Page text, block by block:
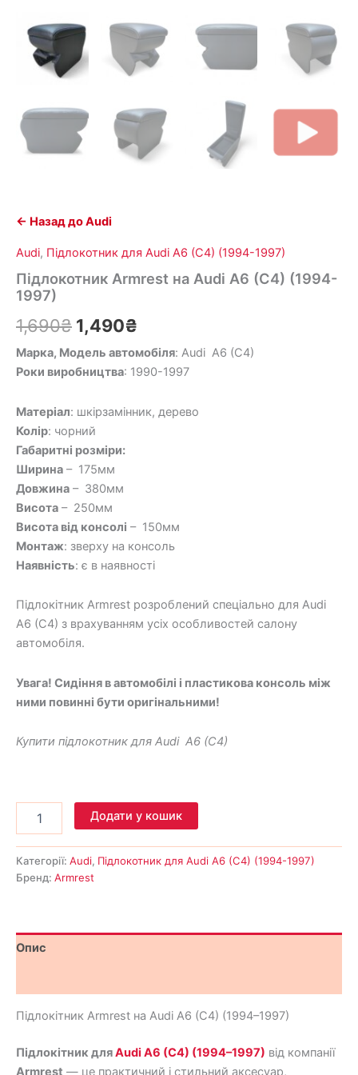
← Назад до Audi
Audi, Підлокотник для Audi A6 (C4) (1994-1997)
Підлокотник Armrest на Audi A6 (C4) (1994-
1997)
1,690₴ 1,490₴
Марка, Модель автомобіля: Audi A6 (C4)
Роки виробництва: 1990-1997
Матеріал: шкірзамінник, дерево
Колір: чорний
Габаритні розміри:
Ширина – 175мм
Довжина – 380мм
Висота – 250мм
Висота від консолі – 150мм
Монтаж: зверху на консоль
Наявність: є в наявності
Підлокітник Armrest розроблений спеціально для Audi
A6 (C4) з врахуванням усіх особливостей салону
автомобіля.
Увага! Сидіння в автомобілі і пластикова консоль між
ними повинні бути оригінальними!
Купити підлокотник для Audi A6 (C4)
Додати у кошик
Категорії: Audi, Підлокотник для Audi A6 (C4) (1994-1997)
Бренд: Armrest
Опис
Підлокітник Armrest на Audi A6 (C4) (1994–1997)
Підлокітник дляAudi A6 (C4) (1994–1997) від компанії
Armrest — це практичний і стильний аксесуар,